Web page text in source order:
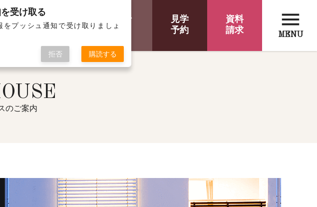
オンライン
相談
見学
予約
資料
請求
menu
MENU
のご案内
受け取る
プッシュ通知で受け取りましょ
拒否 購読する